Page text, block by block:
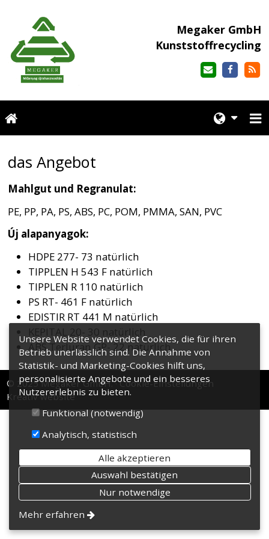
Megaker GmbH
Kunststoffrecycling
das Angebot
Mahlgut und Regranulat:
PE, PP, PA, PS, ABS, PC, POM, PMMA, SAN, PVC
Új alapanyagok:
HDPE 277- 73 natürlich
TIPPLEN H 543 F natürlich
TIPPLEN R 110 natürlich
PS RT- 461 F natürlich
EDISTIR RT 441 M natürlich
KEPITAL 20- 30 natürlich
ABS Terluran GP- 22 natürlich
© 2025 Megaker GmbH. Cookie-Einstellungen
Kreatív website
Unsere Website verwendet Cookies, die für ihren
Betrieb unerlässlich sind. Die Annahme von
Statistik- und Marketing-Cookies hilft uns,
personalisierte Angebote und ein besseres
Nutzererlebnis zu bieten.
Funktional (notwendig)
Analytisch, statistisch
Alle akzeptieren
Auswahl bestätigen
Nur notwendige
Mehr erfahren